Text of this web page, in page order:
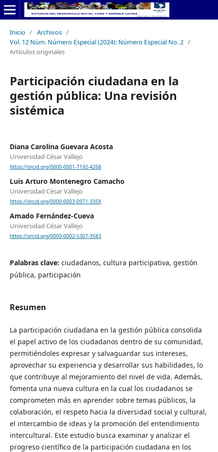
Inicio / Archivos /
Vol. 12 Núm. Número Especial (2024): Número Especial No. 2 /
Artículos originales
Participación ciudadana en la
gestión pública: Una revisión
sistémica
Diana Carolina Guevara Acosta
Universidad César Vallejo
https://orcid.org/0000-0001-7192-4268
Luis Arturo Montenegro Camacho
Universidad César Vallejo
https://orcid.org/0000-0003-0971-335X
Amado Fernández-Cueva
Universidad César Vallejo
https://orcid.org/0000-0002-5307-3583
Palabras clave: ciudadanos, cultura participativa, gestión
pública, participación
Resumen
La participación ciudadana en la gestión pública consolida
el papel activo de los ciudadanos dentro de su comunidad,
permitiéndoles expresar y salvaguardar sus intereses,
aprovechar su experiencia y desarrollar sus habilidades, lo
que contribuye al mejoramiento del nivel de vida. Además,
fomenta una nueva cultura en la cual los ciudadanos se
comprometen más en aprender sobre temas públicos, la
colaboración, el respeto hacia la diversidad social y cultural,
el intercambio de ideas y la promoción del entendimiento
intercultural. Este estudio busca examinar y analizar el
progreso científico de la participación ciudadana en los